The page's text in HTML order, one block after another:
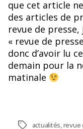
que cet article
des articles de
revue de
« revue de
donc d’avoir lu
demain pour la
matinale
Étiquettes
actualités,revue